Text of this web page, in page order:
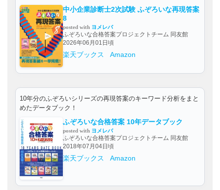
中小企業診断士2次試験 ふぞろいな再現答案
8
posted with ヨメレバ
ふぞろいな合格答案プロジェクトチーム 同友館
2026年06月01日頃
楽天ブックス Amazon
10年分のふぞろいシリーズの再現答案のキーワード分析をまと
めたデータブック！
ふぞろいな合格答案 10年データブック
posted with ヨメレバ
ふぞろいな合格答案プロジェクトチーム 同友館
2018年07月04日頃
楽天ブックス Amazon